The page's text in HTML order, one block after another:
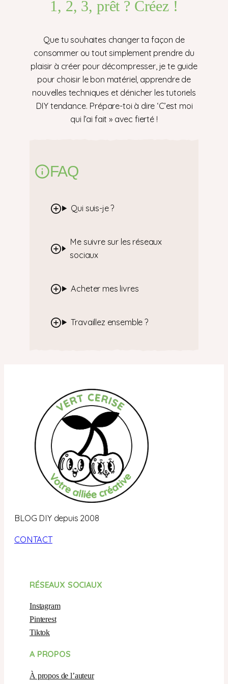
1, 2, 3, prêt ? Créez !
Que tu souhaites changer ta façon de
consommer ou tout simplement prendre du
plaisir à créer pour décompresser, je te guide
pour choisir le bon matériel, apprendre de
nouvelles techniques et dénicher les tutoriels
DIY tendance. Prépare-toi à dire ‘C’est moi
qui l’ai fait » avec fierté !
FAQ
Qui suis-je ?
Me suivre sur les réseaux
sociaux
Acheter mes livres
Travaillez ensemble ?
BLOG DIY depuis 2008
CONTACT
RÉSEAUX SOCIAUX
Instagram
Pinterest
Tiktok
A PROPOS
À propos de l’auteur